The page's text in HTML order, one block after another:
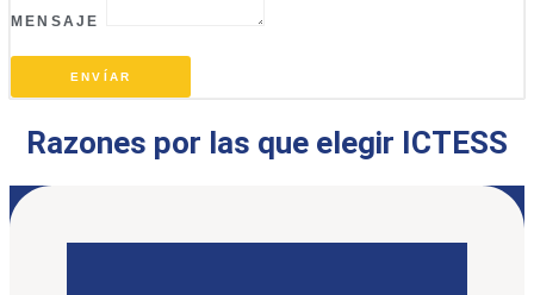
MENSAJE
ENVÍAR
Razones por las que elegir ICTESS